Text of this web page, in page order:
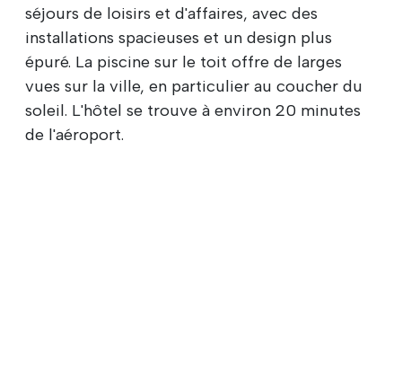
séjours de loisirs et d'affaires, avec des
installations spacieuses et un design plus
épuré. La piscine sur le toit offre de larges
vues sur la ville, en particulier au coucher du
soleil. L'hôtel se trouve à environ 20 minutes
de l'aéroport.